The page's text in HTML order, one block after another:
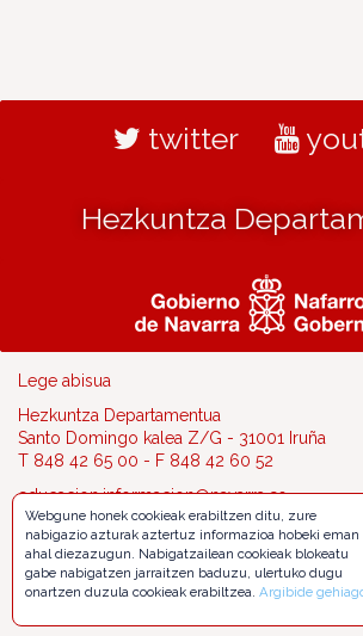
twitter
Hezkuntza
Lege abisua
Hezkuntza Departamentua
Santo Domingo kalea Z/G - 31001 Iruña
T 848 42 65 00 - F 848 42 60 52
educacion.informacion@navarra.es
Webgune honek cookieak erabiltzen ditu, zure
nabigazio azturak aztertuz informazioa hobeki eman
ahal diezazugun. Nabigatzailean cookieak blokeatu
gabe nabigatzen jarraitzen baduzu, ulertuko dugu
onartzen duzula cookieak erabiltzea. Argibide